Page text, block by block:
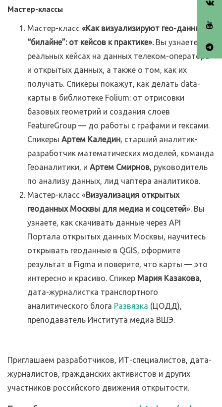
Мастер-классы
Мастер-класс «Как визуализируют гео-данные в
“билайне”: от кейсов к практике».Вы узнаете о
реальных кейсах на данных телеком-оператора
и открытых данных, а также о том, как их
получать. Спикеры покажут, как делать data-
карты в библиотеке Folium: от отрисовки
базовых геометрий и создания слоев
FeatureGroup — до работы с графами и гексами.
Спикеры Артем Каледин, старший аналитик-
разработчик математических моделей, команда
Геоаналитики, и Артем Смирнов, руководитель
по анализу данных, лид чаптера аналитиков.
Мастер-класс «Визуализация открытых
геоданных Москвы для медиа и соцсетей». Вы
узнаете, как скачивать данные через API
Портала открытых данных Москвы, научитесь
открывать геоданные в QGIS, оформите
результат в Figma и поверите, что карты — это
интересно и красиво. Спикер Мария Казакова,
дата-журналистка транспортного
аналитического блога Развязка (ЦОДД),
преподаватель Института медиа ВШЭ.
Приглашаем разработчиков, ИТ-специалистов, дата-
журналистов, гражданских активистов и других
участников российского движения открытости.